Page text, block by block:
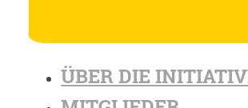
ÜBER DIE